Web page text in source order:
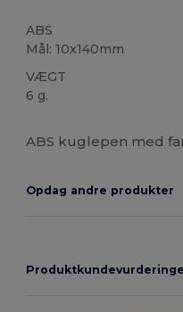
ABS
Mål: 10x140mm
VÆGT
6 g.
ABS kuglepen med
Opdag andre produkter